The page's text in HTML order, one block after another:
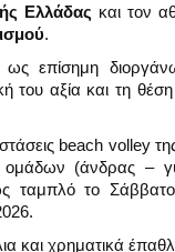
Ελλάδας και τον
.
ως επίσημη
του αξία και τη
beach volley
(άνδρας –
ταμπλό το
και χρηματικά